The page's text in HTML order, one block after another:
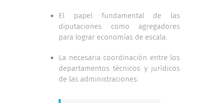
El papel fundamental de las
diputaciones como agregadores
para lograr economías de escala.
La necesaria coordinación entre los
departamentos técnicos y jurídicos
de las administraciones.